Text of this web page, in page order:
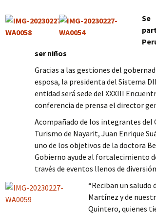
Columna
Opinión
Se
ser niños
Gracias a las gestiones del
esposa, la presidenta del Sistema
entidad será sede del XXXIII
conferencia de prensa el director
Acompañado de los integrantes del
Turismo de Nayarit, Juan Enrique
uno de los objetivos de la doctora
Gobierno ayude al fortalecimiento
través de eventos llenos de
“Reciban un
Martínez y de
Quintero, quienes